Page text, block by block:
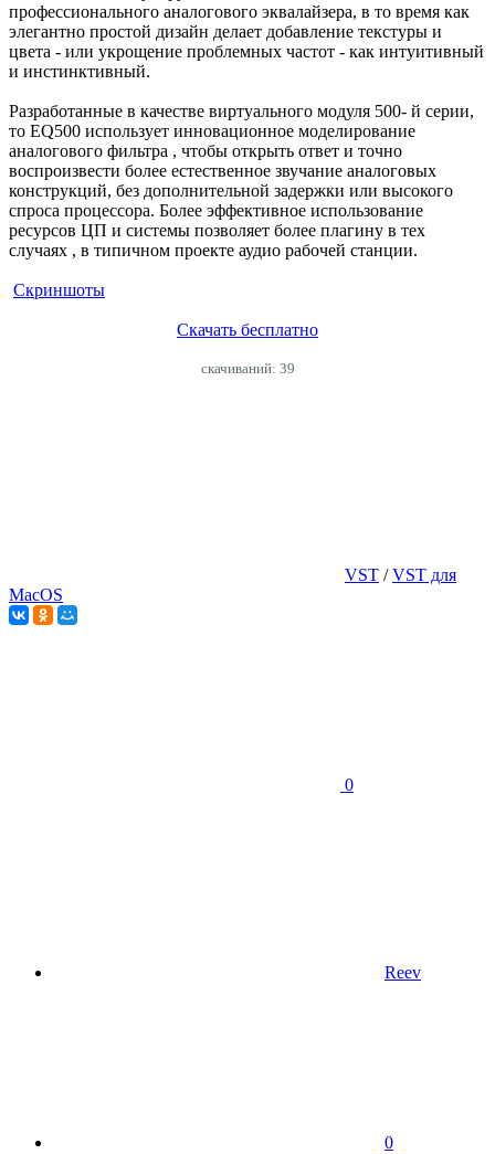
профессионального аналогового эквалайзера, в то время как
элегантно простой дизайн делает добавление текстуры и
цвета - или укрощение проблемных частот - как интуитивный
и инстинктивный.
Разработанные в качестве виртуального модуля 500- й серии,
то EQ500 использует инновационное моделирование
аналогового фильтра , чтобы открыть ответ и точно
воспроизвести более естественное звучание аналоговых
конструкций, без дополнительной задержки или высокого
спроса процессора. Более эффективное использование
ресурсов ЦП и системы позволяет более плагину в тех
случаях , в типичном проекте аудио рабочей станции.
Скриншоты
Скачать бесплатно
cкачиваний: 39
VST /VST для
MacOS
0
Reev
0